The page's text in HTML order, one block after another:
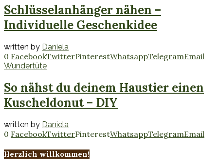
Schlüsselanhänger nähen –
Individuelle Geschenkidee
written by Daniela
0 FacebookTwitterPinterestWhatsappTelegramEmail
Wundertüte
So nähst du deinem Haustier einen
Kuscheldonut – DIY
written by Daniela
0 FacebookTwitterPinterestWhatsappTelegramEmail
Herzlich willkommen!